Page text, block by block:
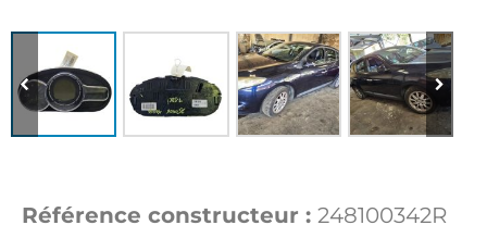
Référence constructeur : 248100342R